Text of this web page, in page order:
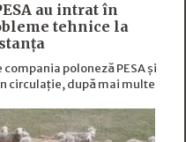
au intrat în
tehnice la
poloneză PESA și
circulație, după mai multe